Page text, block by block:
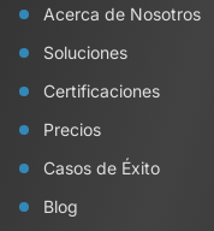
Acerca de Nosotros
Soluciones
Certificaciones
Precios
Casos de Éxito
Blog